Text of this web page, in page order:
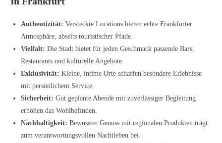
Authentizität: Versteckte Locations bieten echte Frankfurter
Atmosphäre, abseits touristischer Pfade.
Vielfalt: Die Stadt bietet für jeden Geschmack passende Bars,
Restaurants und kulturelle Angebote.
Exklusivität: Kleine, intime Orte schaffen besondere Erlebnisse
mit persönlichem Service.
Sicherheit: Gut geplante Abende mit zuverlässiger Begleitung
erhöhen das Wohlbefinden.
Nachhaltigkeit: Bewusster Genuss mit regionalen Produkten trägt
zum verantwortungsvollen Nachtleben bei.